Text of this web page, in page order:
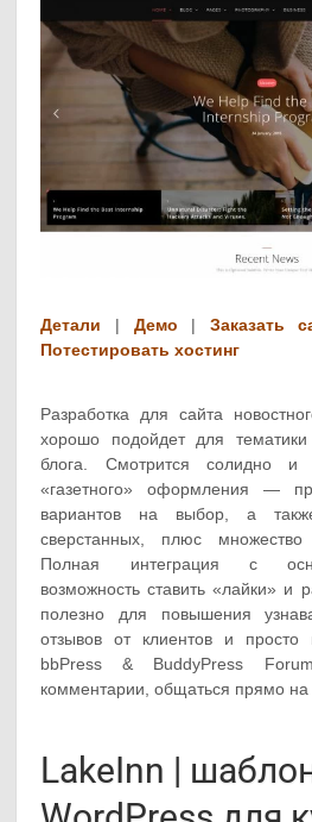
Детали | Демо | Заказать
Потестировать хостинг
Разработка для сайта
хорошо подойдет для тематики
блога. Смотрится солидно и
«газетного» оформления —
вариантов на выбор, а
сверстанных, плюс множество
Полная интеграция с
возможность ставить «лайки» и
полезно для повышения
отзывов от клиентов и просто
bbPress & BuddyPress
комментарии, общаться прямо на
LakeInn |